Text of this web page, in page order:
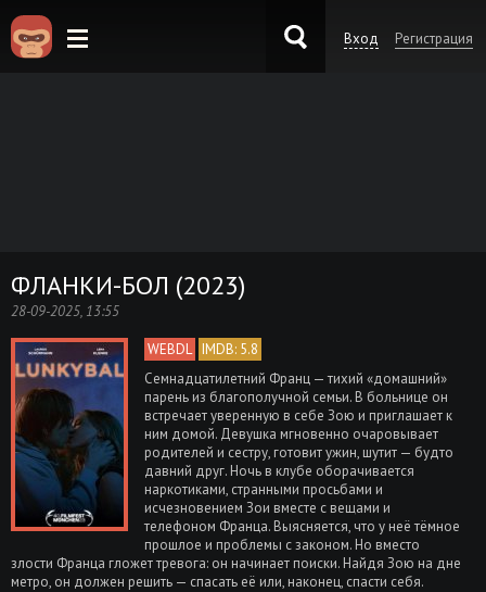
Вход Регистрация
ФЛАНКИ-БОЛ (2023)
28-09-2025, 13:55
WEBDL IMDB: 5.8
Семнадцатилетний Франц — тихий «домашний»
парень из благополучной семьи. В больнице он
встречает уверенную в себе Зою и приглашает к
ним домой. Девушка мгновенно очаровывает
родителей и сестру, готовит ужин, шутит — будто
давний друг. Ночь в клубе оборачивается
наркотиками, странными просьбами и
исчезновением Зои вместе с вещами и
телефоном Франца. Выясняется, что у неё тёмное
прошлое и проблемы с законом. Но вместо
злости Франца гложет тревога: он начинает поиски. Найдя Зою на дне
метро, он должен решить — спасать её или, наконец, спасти себя.